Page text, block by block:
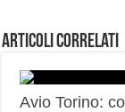
Articoli correlati
Avio Torino: